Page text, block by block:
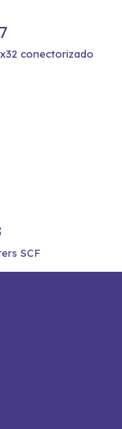
conectorizado
SCF